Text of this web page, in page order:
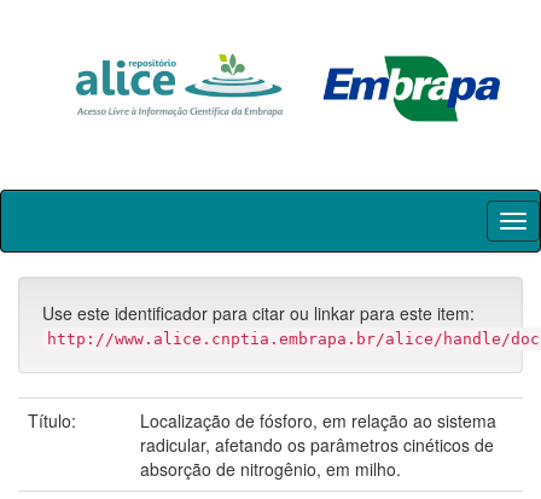
Skip
Use este identificador para citar ou linkar para este item:
http://www.alice.cnptia.embrapa.br/alice/handle/
Título:
Localização de fósforo, em relação ao sistema
radicular, afetando os parâmetros cinéticos de
absorção de nitrogênio, em milho.